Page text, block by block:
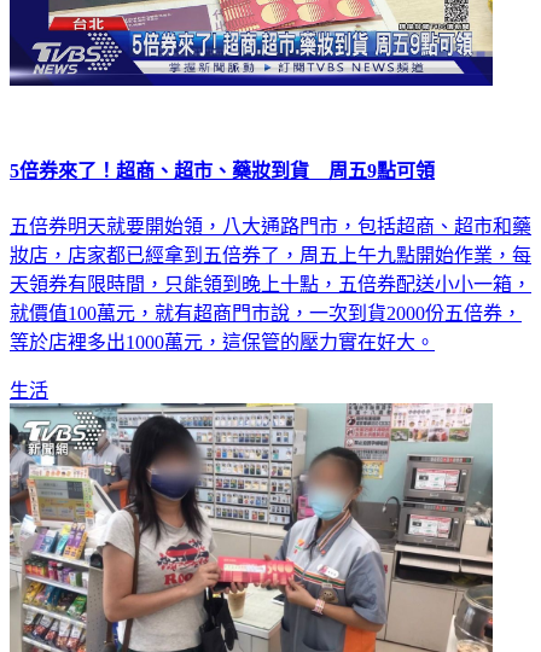
5倍券來了！超商、超市、藥妝到貨 周五9點可領
五倍券明天就要開始領，八大通路門市，包括超商、超市和藥
妝店，店家都已經拿到五倍券了，周五上午九點開始作業，每
天領券有限時間，只能領到晚上十點，五倍券配送小小一箱，
就價值100萬元，就有超商門市說，一次到貨2000份五倍券，
等於店裡多出1000萬元，這保管的壓力實在好大。
生活